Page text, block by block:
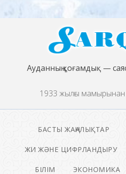
Ауданның қоғамдық —
1933 жылғы мамырынан
БАСТЫ ЖАҢАЛЫҚТАР
ЖИ ЖӘНЕ ЦИФРЛАНДЫРУ
БІЛІМ ЭКОНОМИКА